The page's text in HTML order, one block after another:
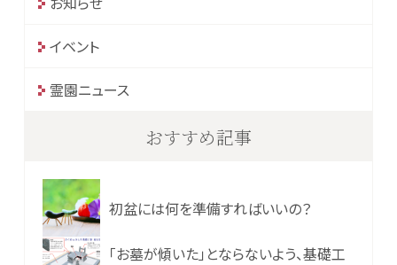
イベント
霊園ニュース
おすすめ記事
初盆には何を準備すればいいの？
「お墓が傾いた」とならないよう、基礎工